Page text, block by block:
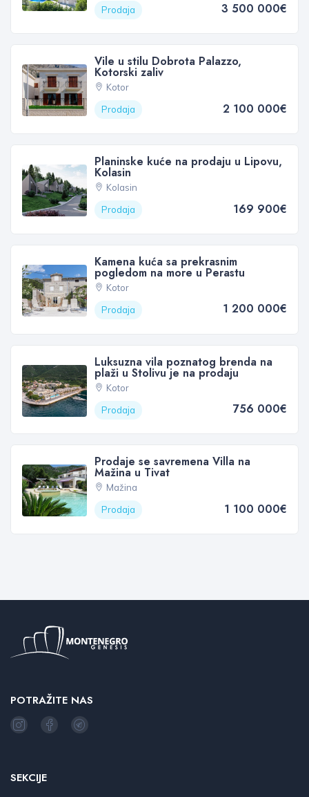
Prodaja
3 500 000€
Vile u stilu Dobrota Palazzo,
Kotorski zaliv
Kotor
Prodaja
2 100 000€
Planinske kuće na prodaju u Lipovu,
Kolasin
Kolasin
Prodaja
169 900€
Kamena kuća sa prekrasnim
pogledom na more u Perastu
Kotor
Prodaja
1 200 000€
Luksuzna vila poznatog brenda na
plaži u Stolivu je na prodaju
Kotor
Prodaja
756 000€
Prodaje se savremena Villa na
Mažina u Tivat
Mažina
Prodaja
1 100 000€
POTRAŽITE NAS
SEKCIJE